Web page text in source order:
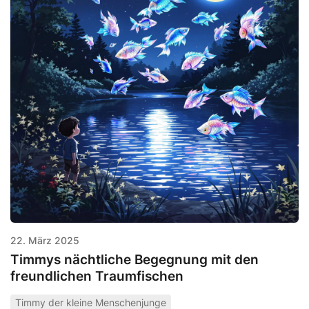
22. März 2025
Timmys nächtliche Begegnung mit den
freundlichen Traumfischen
Timmy der kleine Menschenjunge